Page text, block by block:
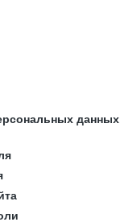
данных